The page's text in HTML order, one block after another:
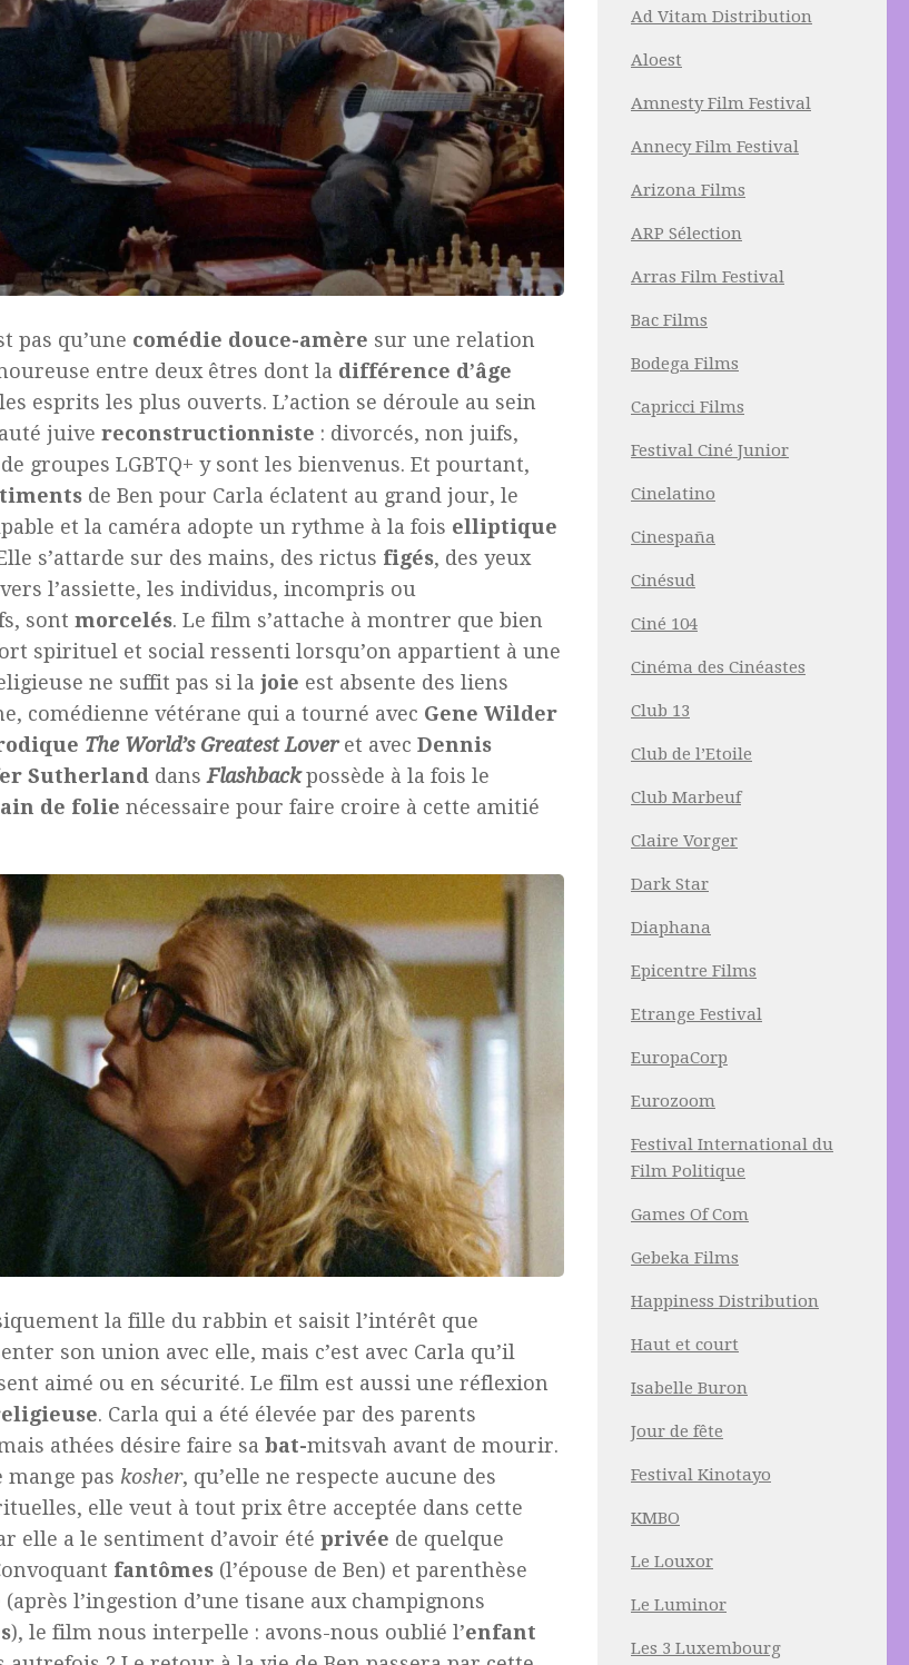
pas qu’une comédie douce-amère sur une relation
entre deux êtres dont la différence d’âge
esprits les plus ouverts. L’action se déroule au sein
juive reconstructionniste : divorcés, non juifs,
groupes LGBTQ+ y sont les bienvenus. Et pourtant,
de Ben pour Carla éclatent au grand jour, le
et la caméra adopte un rythme à la fois elliptique
s’attarde sur des mains, des rictus figés, des yeux
l’assiette, les individus, incompris ou
sont morcelés. Le film s’attache à montrer que bien
spirituel et social ressenti lorsqu’on appartient à une
ne suffit pas si la joie est absente des liens
comédienne vétérane qui a tourné avec Gene Wilder
The World’s Greatest Loveret avec Dennis
Sutherland dansFlashback possède à la fois le
de folie nécessaire pour faire croire à cette amitié
la fille du rabbin et saisit l’intérêt que
son union avec elle, mais c’est avec Carla qu’il
aimé ou en sécurité. Le film est aussi une réflexion
. Carla qui a été élevée par des parents
athées désire faire sa bat-mitsvah avant de mourir.
mange pas kosher, qu’elle ne respecte aucune des
elle veut à tout prix être acceptée dans cette
elle a le sentiment d’avoir été privée de quelque
fantômes (l’épouse de Ben) et parenthèse
(après l’ingestion d’une tisane aux champignons
), le film nous interpelle : avons-nous oublié l’enfant
Ad Vitam Distribution
Aloest
Amnesty Film Festival
Annecy Film Festival
Arizona Films
ARP Sélection
Arras Film Festival
Bac Films
Bodega Films
Capricci Films
Festival Ciné Junior
Cinelatino
Cinespaña
Cinésud
Ciné 104
Cinéma des Cinéastes
Club 13
Club de l’Etoile
Club Marbeuf
Claire Vorger
Dark Star
Diaphana
Epicentre Films
Etrange Festival
EuropaCorp
Eurozoom
Festival International du
Film Politique
Games Of Com
Gebeka Films
Happiness Distribution
Haut et court
Isabelle Buron
Jour de fête
Festival Kinotayo
KMBO
Le Louxor
Le Luminor
Les 3 Luxembourg